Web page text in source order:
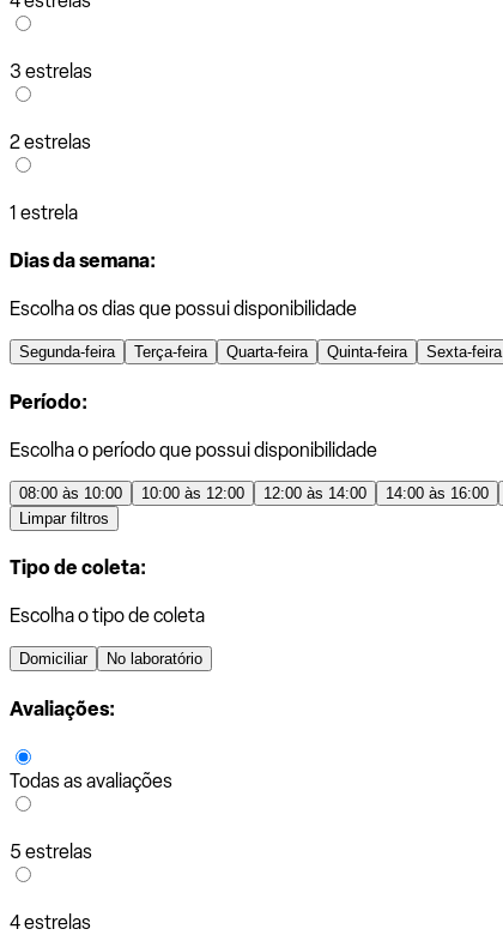
3 estrelas
2 estrelas
1 estrela
Dias da semana:
Escolha os dias que possui disponibilidade
Segunda-feira Terça-feira Quarta-feira Quinta-feira Sexta-feira
Período:
Escolha o período que possui disponibilidade
08:00 às 10:00 10:00 às 12:00 12:00 às 14:00 14:00 às 16:00
Limpar filtros
Tipo de coleta:
Escolha o tipo de coleta
Domiciliar No laboratório
Avaliações:
Todas as avaliações
5 estrelas
4 estrelas